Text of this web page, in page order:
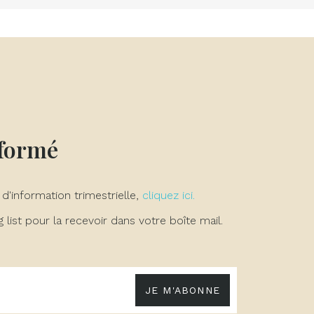
trimestrielle, cliquez ici.
list pour la recevoir dans votre boîte mail.
JE M'ABONNE